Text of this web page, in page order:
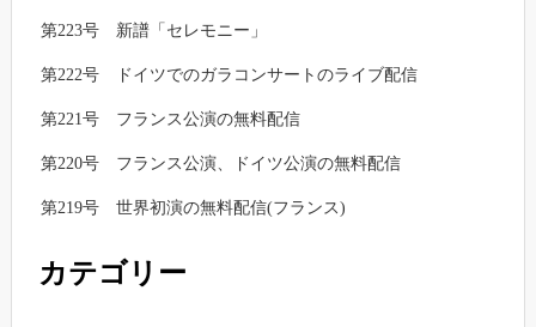
第223号 新譜「セレモニー」
第222号 ドイツでのガラコンサートのライブ配信
第221号 フランス公演の無料配信
第220号 フランス公演、ドイツ公演の無料配信
第219号 世界初演の無料配信(フランス)
カテゴリー